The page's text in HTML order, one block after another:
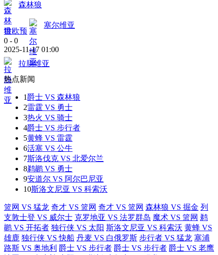
森林狼
世欧预
塞尔维亚
0 - 0
2025-11-17 01:00
拉脱维亚
热点新闻
1爵士 VS 森林狼
2雷霆 VS 勇士
3热火 VS 骑士
4爵士 VS 步行者
5黄蜂 VS 雷霆
6活塞 VS 公牛
7斯洛伐克 VS 北爱尔兰
8鹈鹕 VS 勇士
9安道尔 VS 阿尔巴尼亚
10斯洛文尼亚 VS 科索沃
篮网 VS 猛龙 奇才 VS 篮网 奇才 VS 篮网 森林狼 VS 掘金 列
支敦士登 VS 威尔士 克罗地亚 VS 法罗群岛 魔术 VS 篮网 鹈
鹕 VS 开拓者 独行侠 VS 太阳 斯洛文尼亚 VS 科索沃 黄蜂 VS
雄鹿 独行侠 VS 快船 丹麦 VS 白俄罗斯 步行者 VS 猛龙 塞浦
路斯 VS 奥地利 爵士 VS 步行者 爵士 VS 步行者 爵士 VS 老鹰